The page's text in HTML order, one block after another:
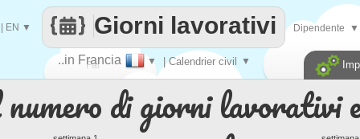
di giorni lavorativi
Fai
contare
..in Francia ▼ | Calendrier civil ▼
Giorni lavorativi
EN ▼ Dipendente ▼